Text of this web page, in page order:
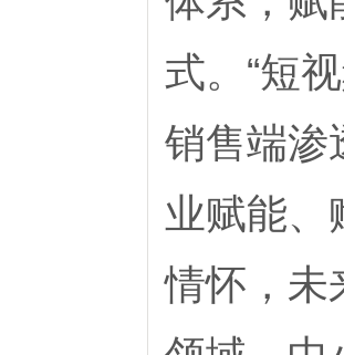
式。“短
销售端渗
业赋能、
情怀，未